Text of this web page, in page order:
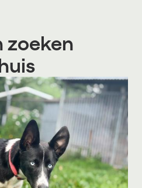
zoeken